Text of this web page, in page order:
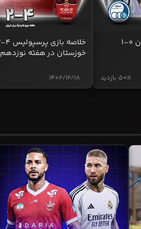
خلاصه بازی استقلال خوزستان 0-1
5011 بازدید
خوزستان در هفته نوزدهم
1402/12/18